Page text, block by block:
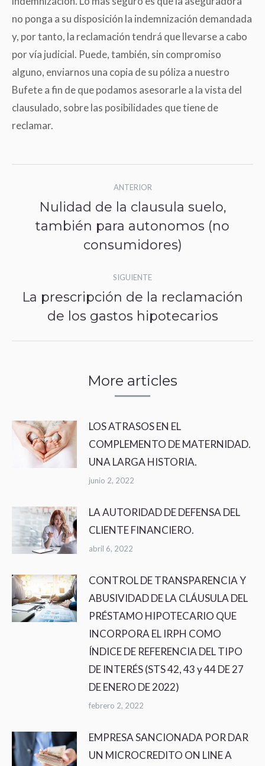
no ponga a su disposición la indemnización demandada
y, por tanto, la reclamación tendrá que llevarse a cabo
por vía judicial. Puede, también, sin compromiso
alguno, enviarnos una copia de su póliza a nuestro
Bufete a fin de que podamos asesorarle a la vista del
clausulado, sobre las posibilidades que tiene de
reclamar.
entre
publicaciones
ANTERIOR
Publicación
anterior:
Nulidad de la clausula suelo,
también para autonomos (no
consumidores)
SIGUIENTE
Publicación
siguiente:
La prescripción de la reclamación
de los gastos hipotecarios
More articles
LOS ATRASOS EN EL
COMPLEMENTO DE MATERNIDAD.
UNA LARGA HISTORIA.
junio 2, 2022
LA AUTORIDAD DE DEFENSA DEL
CLIENTE FINANCIERO.
abril 6, 2022
CONTROL DE TRANSPARENCIA Y
ABUSIVIDAD DE LA CLÁUSULA DEL
PRÉSTAMO HIPOTECARIO QUE
INCORPORA EL IRPH COMO
ÍNDICE DE REFERENCIA DEL TIPO
DE INTERÉS (STS 42, 43 y 44 DE 27
DE ENERO DE 2022)
febrero 2, 2022
EMPRESA SANCIONADA POR DAR
UN MICROCREDITO ON LINE A